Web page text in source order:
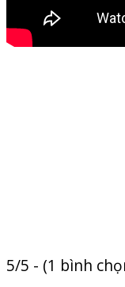
5/5 - (1 bình